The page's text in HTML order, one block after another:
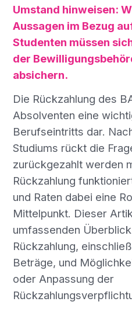
Umstand hinweisen:
Aussagen im Bezug
Studenten müssen
der
absichern.
Die Rückzahlung des
Absolventen eine
Berufseintritts dar.
Studiums rückt die
zurückgezahlt werden
Rückzahlung
und Raten dabei eine
Mittelpunkt. Dieser
umfassenden
Rückzahlung,
Beträge, und
oder Anpassung der